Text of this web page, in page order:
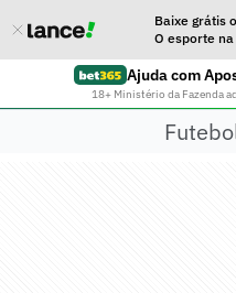
Baixe grátis
O esporte
Ajuda com
18+ Ministério da Fazenda